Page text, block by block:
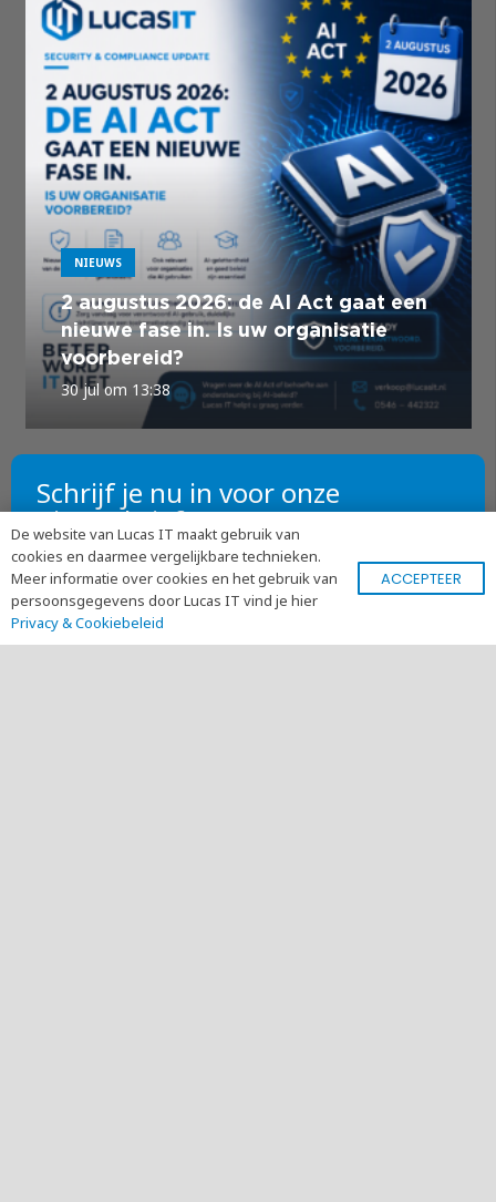
NIEUWS
2 augustus 2026: de AI Act gaat een
nieuwe fase in. Is uw organisatie
voorbereid?
30 jul om 13:38
Schrijf je nu in voor onze
nieuwsbrief!
De website van Lucas IT maakt gebruik van
cookies en daarmee vergelijkbare technieken.
Meer informatie over cookies en het gebruik van
persoonsgegevens door Lucas IT vind je hier
Privacy & Cookiebeleid
ACCEPTEER